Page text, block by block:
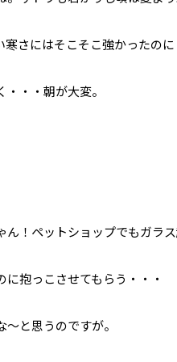
寒さにはそこそこ強かったのに
・・朝が大変。
ん！ペットショップでもガラ
に抱っこさせてもらう・・・
〜と思うのですが。